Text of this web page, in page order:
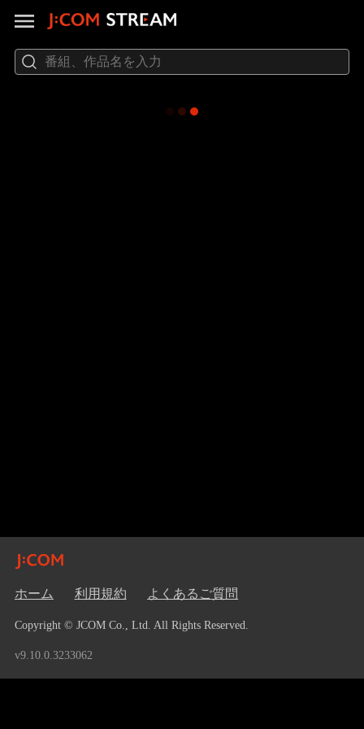
ホーム 利用規約 よくあるご質問
Copyright © JCOM Co., Ltd. All Rights Reserved.
v9.10.0.3233062